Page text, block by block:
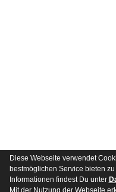
Diese Webseite verwendet
bestmöglichen Service bieten
Informationen findest Du unter
Mit der Nutzung der Webseite